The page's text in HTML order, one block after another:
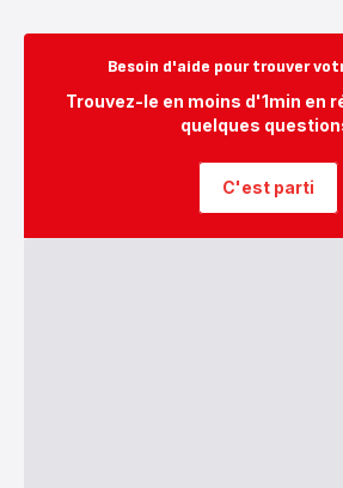
Besoin d'aide pour trouver
Trouvez-le en moins d'1min en
quelques
C'est parti